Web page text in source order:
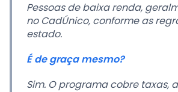
Pessoas de baixa renda,
no CadÚnico, conforme as
estado.
É de graça mesmo?
Sim. O programa cobre taxas,